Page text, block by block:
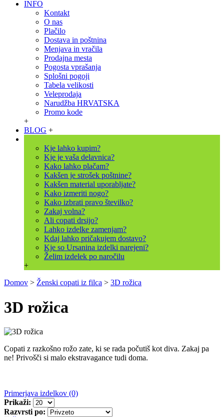
INFO
Kontakt
O nas
Plačilo
Dostava in poštnina
Menjava in vračila
Prodajna mesta
Pogosta vprašanja
Splošni pogoji
Tabela velikosti
Veleprodaja
Narudžba HRVATSKA
Promo kode
+
BLOG +
Kje lahko kupim?
Kje je vaša delavnica?
Kako lahko plačam?
Kakšen je strošek poštnine?
Kakšen material uporabljate?
Kako izmeriti nogo?
Kako izbrati pravo številko?
Zakaj volna?
Ali copati drsijo?
Lahko izdelke zamenjam?
Kdaj lahko pričakujem dostavo?
Kje so Ursanina izdelki narejeni?
Želim izdelek po naročilu
+
Domov > Ženski copati iz filca > 3D rožica
3D rožica
Copati z razkošno rožo zate, ki se rada počutiš kot diva. Zakaj pa
ne! Privošči si malo ekstravagance tudi doma.
Primerjava izdelkov (0)
Prikaži:
Razvrsti po: